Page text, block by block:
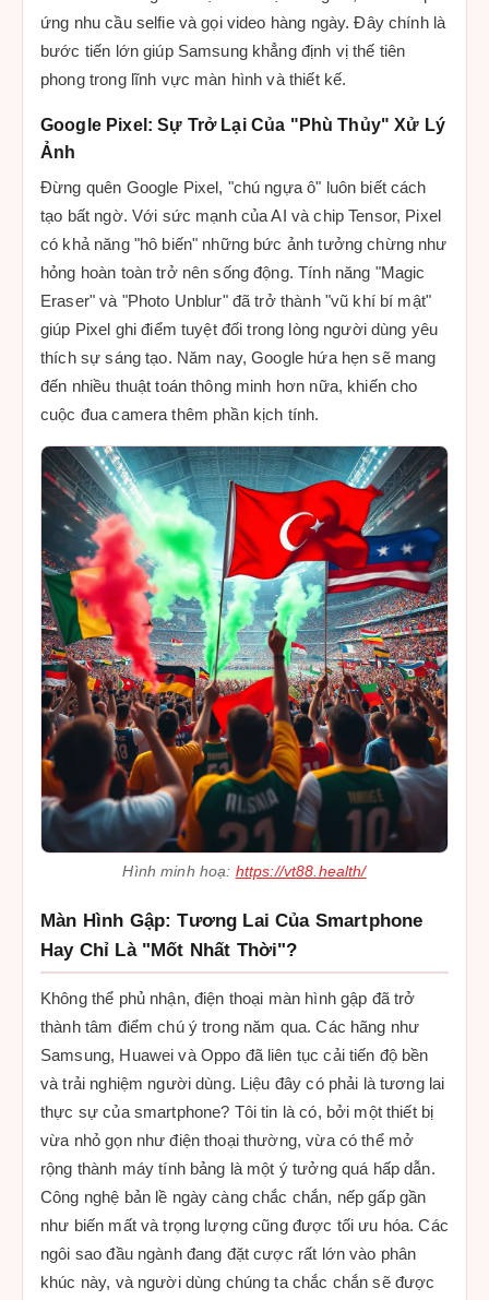
ứng nhu cầu selfie và gọi video hàng ngày. Đây chính là
bước tiến lớn giúp Samsung khẳng định vị thế tiên
phong trong lĩnh vực màn hình và thiết kế.
Google Pixel: Sự Trở Lại Của "Phù Thủy" Xử Lý
Ảnh
Đừng quên Google Pixel, "chú ngựa ô" luôn biết cách
tạo bất ngờ. Với sức mạnh của AI và chip Tensor, Pixel
có khả năng "hô biến" những bức ảnh tưởng chừng như
hỏng hoàn toàn trở nên sống động. Tính năng "Magic
Eraser" và "Photo Unblur" đã trở thành "vũ khí bí mật"
giúp Pixel ghi điểm tuyệt đối trong lòng người dùng yêu
thích sự sáng tạo. Năm nay, Google hứa hẹn sẽ mang
đến nhiều thuật toán thông minh hơn nữa, khiến cho
cuộc đua camera thêm phần kịch tính.
Hình minh hoạ: https://vt88.health/
Màn Hình Gập: Tương Lai Của Smartphone
Hay Chỉ Là "Mốt Nhất Thời"?
Không thể phủ nhận, điện thoại màn hình gập đã trở
thành tâm điểm chú ý trong năm qua. Các hãng như
Samsung, Huawei và Oppo đã liên tục cải tiến độ bền
và trải nghiệm người dùng. Liệu đây có phải là tương lai
thực sự của smartphone? Tôi tin là có, bởi một thiết bị
vừa nhỏ gọn như điện thoại thường, vừa có thể mở
rộng thành máy tính bảng là một ý tưởng quá hấp dẫn.
Công nghệ bản lề ngày càng chắc chắn, nếp gấp gần
như biến mất và trọng lượng cũng được tối ưu hóa. Các
ngôi sao đầu ngành đang đặt cược rất lớn vào phân
khúc này, và người dùng chúng ta chắc chắn sẽ được